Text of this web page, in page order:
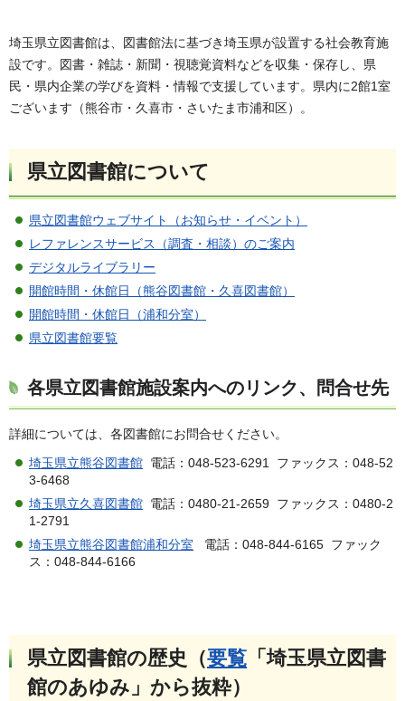
埼玉県立図書館は、図書館法に基づき埼玉県が設置する社会教育施
設です。図書・雑誌・新聞・視聴覚資料などを収集・保存し、県
民・県内企業の学びを資料・情報で支援しています。県内に2館1室
ございます（熊谷市・久喜市・さいたま市浦和区）。
県立図書館について
県立図書館ウェブサイト（お知らせ・イベント）
レファレンスサービス（調査・相談）のご案内
デジタルライブラリー
開館時間・休館日（熊谷図書館・久喜図書館）
開館時間・休館日（浦和分室）
県立図書館要覧
各県立図書館施設案内へのリンク、問合せ先
詳細については、各図書館にお問合せください。
埼玉県立熊谷図書館 電話：048-523-6291 ファックス：048-52
3-6468
埼玉県立久喜図書館 電話：0480-21-2659 ファックス：0480-2
1-2791
埼玉県立熊谷図書館浦和分室 電話：048-844-6165 ファック
ス：048-844-6166
県立図書館の歴史（要覧 「埼玉県立図書
館のあゆみ」から抜粋）